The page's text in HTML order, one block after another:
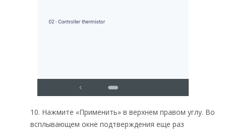
10. Нажмите «Применить» в верхнем правом углу. Во
всплывающем окне подтверждения еще раз